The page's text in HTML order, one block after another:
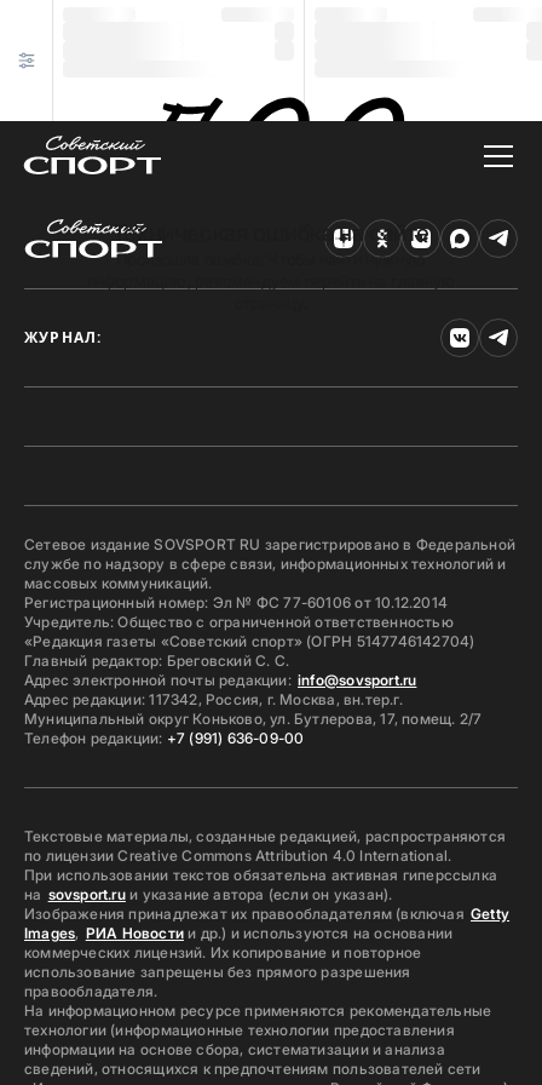
Техническая ошибка на сайте
Произошла ошибка. Чтобы найти нужную
ЖУРНАЛ:
Сетевое издание SOVSPORT RU зарегистрировано в Федеральной
службе по надзору в сфере связи, информационных технологий и
массовых коммуникаций.
Регистрационный номер: Эл № ФС 77-60106 от 10.12.2014
Учредитель: Общество с ограниченной ответственностью
«Редакция газеты «Советский спорт» (ОГРН 5147746142704)
Главный редактор: Бреговский С. С.
Адрес электронной почты редакции: info@sovsport.ru
Адрес редакции: 117342, Россия, г. Москва, вн.тер.г.
Муниципальный округ Коньково, ул. Бутлерова, 17, помещ. 2/7
Телефон редакции: +7 (991) 636-09-00
Текстовые материалы, созданные редакцией, распространяются
по лицензии Creative Commons Attribution 4.0 International.
При использовании текстов обязательна активная гиперссылка
на sovsport.ruи указание автора (если он указан).
Изображения принадлежат их правообладателям (включая Getty
Images, РИА Новостии др.) и используются на основании
коммерческих лицензий. Их копирование и повторное
использование запрещены без прямого разрешения
правообладателя.
На информационном ресурсе применяются рекомендательные
технологии (информационные технологии предоставления
информации на основе сбора, систематизации и анализа
сведений, относящихся к предпочтениям пользователей сети